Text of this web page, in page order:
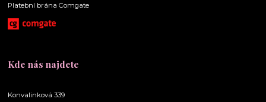
Platební brána Comgate
Kde nás najdete
Konvalinková 339